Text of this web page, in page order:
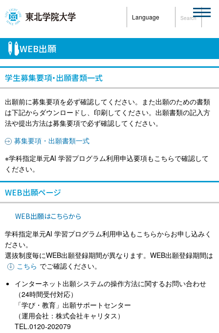
Language Search
WEB出願
学生募集要項・出願書類一式
出願前に募集要項を必ず確認してください。また出願のための書類
は下記からダウンロードし、印刷してください。出願書類の記入方
法や提出方法は募集要項で必ず確認してください。
募集要項・出願書類一式
※学科指定単元AI 学習プログラム利用申込要項もこちらで確認して
ください。
WEB出願ページ
WEB出願はこちらから
学科指定単元AI 学習プログラム利用申込もこちらからお申し込みく
ださい。
選抜制度毎にWEB出願登録期間が異なります。WEB出願登録期間は
こちら でご確認ください。
インターネット出願システムの操作方法に関するお問い合わせ
（24時間受付対応）
「学び・教育」出願サポートセンター
（運用会社：株式会社キャリタス）
TEL.0120-202079